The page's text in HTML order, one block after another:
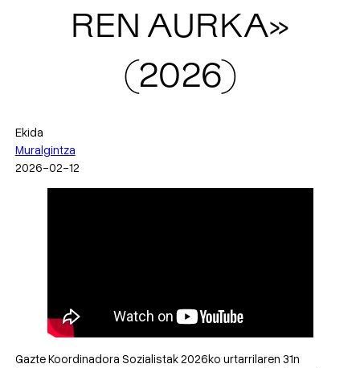
REN AURKA»
(2026)
Ekida
Muralgintza
2026-02-12
Gazte Koordinadora Sozialistak 2026ko urtarrilaren 31n